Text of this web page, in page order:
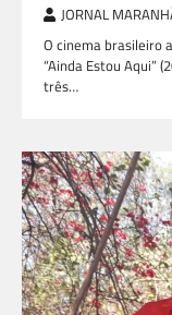
JORNAL
O cinema brasileiro
“Ainda Estou Aqui”
três…